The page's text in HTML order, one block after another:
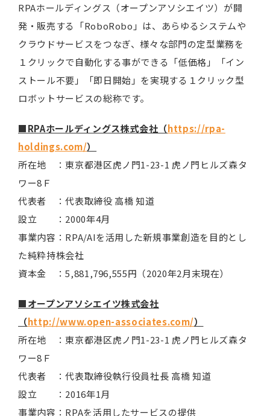
RPAホールディングス（オープンアソシエイツ）が開
発・販売する「RoboRobo」は、あらゆるシステムや
クラウドサービスをつなぎ、様々な部門の定型業務を
１クリックで自動化する事ができる「低価格」「イン
ストール不要」「即日開始」を実現する１クリック型
ロボットサービスの総称です。
■RPAホールディングス株式会社（https://rpa-
holdings.com/）
所在地 ：東京都港区虎ノ門1-23-1 虎ノ門ヒルズ森タ
ワー8Ｆ
代表者 ：代表取締役 高橋 知道
設立 ：2000年4月
事業内容：RPA/AIを活用した新規事業創造を目的とし
た純粋持株会社
資本金 ：5,881,796,555円（2020年2月末現在）
■オープンアソシエイツ株式会社
（http://www.open-associates.com/）
所在地 ：東京都港区虎ノ門1-23-1 虎ノ門ヒルズ森タ
ワー8Ｆ
代表者 ：代表取締役執行役員社長 高橋 知道
設立 ：2016年1月
事業内容：RPAを活用したサービスの提供